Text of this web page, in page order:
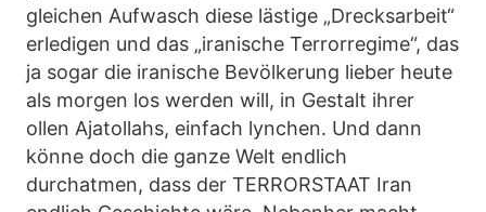
gleichen Aufwasch diese lästige „Drecksarbeit“
erledigen und das „iranische Terrorregime“, das
ja sogar die iranische Bevölkerung lieber heute
als morgen los werden will, in Gestalt ihrer
ollen Ajatollahs, einfach lynchen. Und dann
könne doch die ganze Welt endlich
durchatmen, dass der TERRORSTAAT Iran